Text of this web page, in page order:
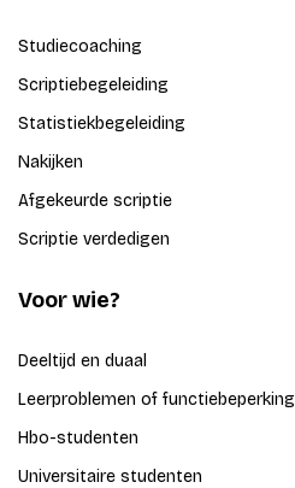
Studiecoaching
Scriptiebegeleiding
Statistiekbegeleiding
Nakijken
Afgekeurde scriptie
Scriptie verdedigen
Voor wie?
Deeltijd en duaal
Leerproblemen of functiebeperking
Hbo-studenten
Universitaire studenten